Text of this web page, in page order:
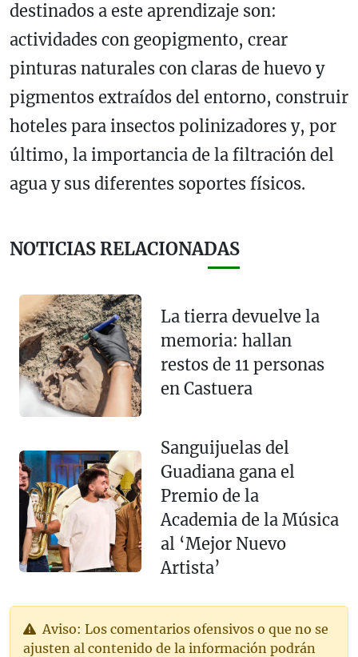
destinados a este aprendizaje son:
actividades con geopigmento, crear
pinturas naturales con claras de huevo y
pigmentos extraídos del entorno, construir
hoteles para insectos polinizadores y, por
último, la importancia de la filtración del
agua y sus diferentes soportes físicos.
NOTICIAS RELACIONADAS
La tierra devuelve la
memoria: hallan
restos de 11 personas
en Castuera
Sanguijuelas del
Guadiana gana el
Premio de la
Academia de la Música
al ‘Mejor Nuevo
Artista’
Aviso: Los comentarios ofensivos o que no se
ajusten al contenido de la información podrán